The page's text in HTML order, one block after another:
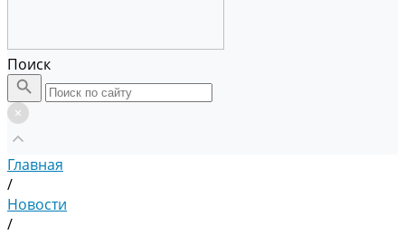
Поиск
Главная
/
Новости
/